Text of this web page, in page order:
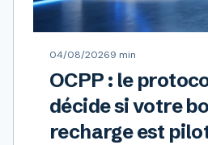
04/08/20269 min
OCPP : le
décide si votre
recharge est